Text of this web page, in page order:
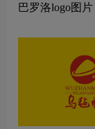
巴罗洛logo图片